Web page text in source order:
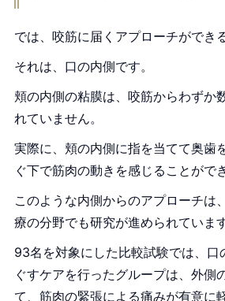
では、咬筋に届くアプローチができ
それは、口の内側です。
頬の内側の粘膜は、咬筋からわずか
れていません。
実際に、頬の内側に指を当てて奥歯
ぐ下で筋肉の動きを感じることがで
このような内側からのアプローチは
療の分野でも研究が進められています
93名を対象にした比較試験では、口
ぐすケアを行ったグループは、外側
て、筋肉の緊張による痛みが有意に